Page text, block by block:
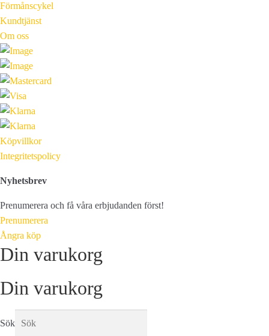
Förmånscykel
Kundtjänst
Om oss
Köpvillkor
Integritetspolicy
Nyhetsbrev
Prenumerera och få våra erbjudanden först!
Prenumerera
Ångra köp
Din varukorg
Din varukorg
Sök